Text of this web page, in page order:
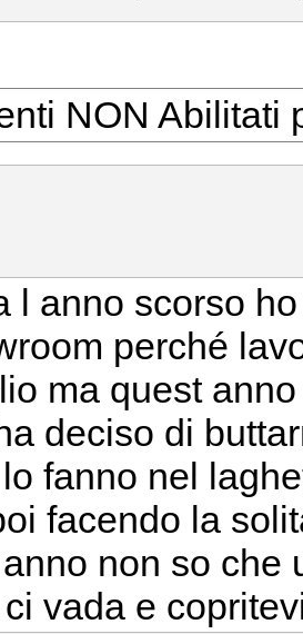
NON Abilitati
l anno scorso
perché
ma quest
deciso di
fanno nel
facendo la
non so che
vada e